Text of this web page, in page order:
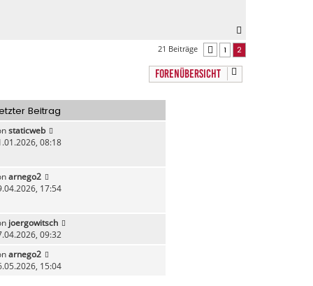
a
21 Beiträge Vorherige
1 2
FORENÜBERSICHT
Beitrag
staticweb
08:18
arnego2
17:54
joergowitsch
09:32
arnego2
15:04